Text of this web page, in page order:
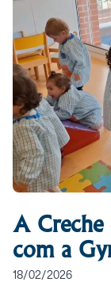
A
com a
18/02/2026